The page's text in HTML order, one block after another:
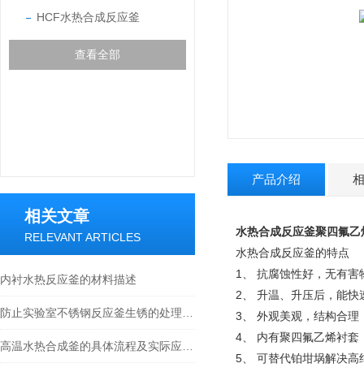
HCF水热合成反应釜
查看全部
相关文章
RELEVANT ARTICLES
内衬水热反应釜的材料描述
产品介绍
水热合成反应釜聚四氟乙
水热合成反应釜的特点
1、 抗腐蚀性好，无有
2、 升温、升压后，能
3、 外观美观，结构合理
4、 内有聚四氟乙烯衬套
5、 可替代铂坩埚解决高